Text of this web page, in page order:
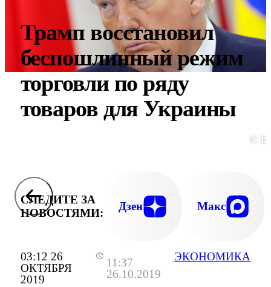
03:12 26
ОКТЯБРЯ
2019
11:37
26.10.2019
ЭКОНОМИКА
Трамп восстановил
беспошлинный режим
торговли по ряду
товаров для Украины
©
СЛЕДИТЕ ЗА
НОВОСТЯМИ:
Дзен Макс